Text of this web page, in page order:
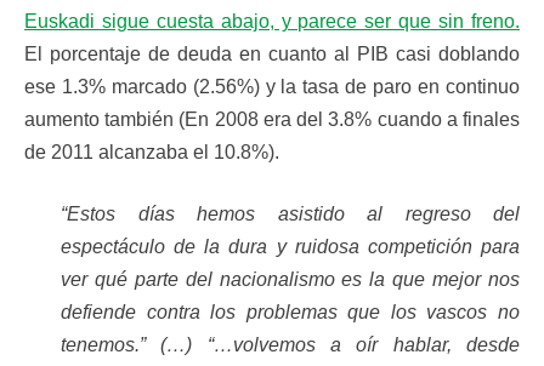
Euskadi sigue cuesta abajo, y parece ser que sin freno.
El porcentaje de deuda en cuanto al PIB casi doblando
ese 1.3% marcado (2.56%) y la tasa de paro en continuo
aumento también (En 2008 era del 3.8% cuando a finales
de 2011 alcanzaba el 10.8%).
“Estos días hemos asistido al regreso del
espectáculo de la dura y ruidosa competición para
ver qué parte del nacionalismo es la que mejor nos
defiende contra los problemas que los vascos no
tenemos.” (…) “…volvemos a oír hablar, desde